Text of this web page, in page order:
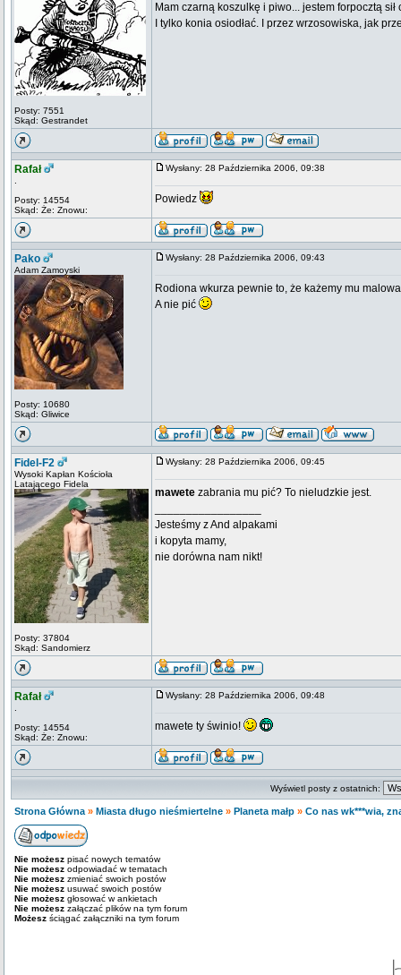
Posty: 7551
Skąd: Gestrandet
Mam czarną koszulkę i piwo... jestem forpocztą sił
I tylko konia osiodłać. I przez wrzosowiska, jak
Rafał
Posty: 14554
Skąd: Że: Znowu:
Wysłany: 28 Października 2006, 09:38
Powiedz
Pako
Adam Zamoyski
Posty: 10680
Skąd: Gliwice
Wysłany: 28 Października 2006, 09:43
Rodiona wkurza pewnie to, że każemy mu
A nie pić
Fidel-F2
Wysoki Kapłan Kościoła
Latającego Fidela
Posty: 37804
Skąd: Sandomierz
Wysłany: 28 Października 2006, 09:45
mawete zabrania mu pić? To nieludzkie jest.
Jesteśmy z And alpakami
i kopyta mamy,
nie dorówna nam nikt!
Rafał
Posty: 14554
Skąd: Że: Znowu:
Wysłany: 28 Października 2006, 09:48
mawete ty świnio!
Wyświetl posty z ostatnich:
Strona Główna » Miasta długo nieśmiertelne » Planeta małp » Co nas wk***wia,
Nie możesz pisać nowych tematów
Nie możesz odpowiadać w tematach
Nie możesz zmieniać swoich postów
Nie możesz usuwać swoich postów
Nie możesz głosować w ankietach
Nie możesz załączać plików na tym forum
Możesz ściągać załączniki na tym forum